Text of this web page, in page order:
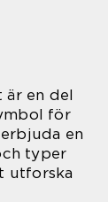
är en del
för
en
typer
utforska